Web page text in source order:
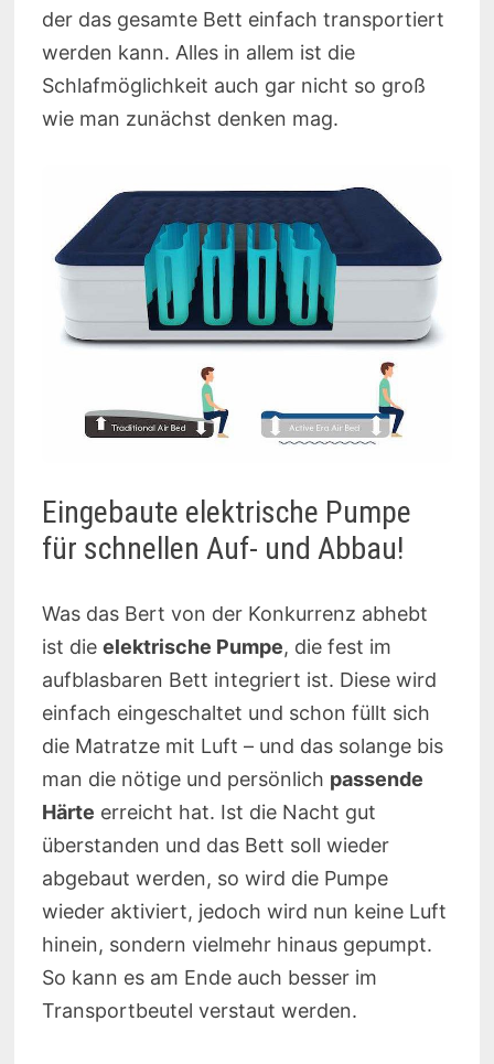
der das gesamte Bett einfach transportiert
werden kann. Alles in allem ist die
Schlafmöglichkeit auch gar nicht so groß
wie man zunächst denken mag.
Eingebaute elektrische Pumpe
für schnellen Auf- und Abbau!
Was das Bert von der Konkurrenz abhebt
ist die elektrische Pumpe, die fest im
aufblasbaren Bett integriert ist. Diese wird
einfach eingeschaltet und schon füllt sich
die Matratze mit Luft – und das solange bis
man die nötige und persönlich passende
Härte erreicht hat. Ist die Nacht gut
überstanden und das Bett soll wieder
abgebaut werden, so wird die Pumpe
wieder aktiviert, jedoch wird nun keine Luft
hinein, sondern vielmehr hinaus gepumpt.
So kann es am Ende auch besser im
Transportbeutel verstaut werden.